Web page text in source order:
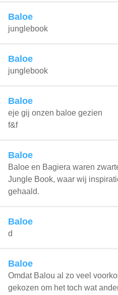
Baloe
junglebook
Baloe
junglebook
Baloe
eje gij onzen baloe gezien
f&f
Baloe
Baloe en Bagiera waren
Jungle Book, waar wij
gehaald.
Baloe
d
Baloe
Omdat Balou al zo veel
gekozen om het toch wat